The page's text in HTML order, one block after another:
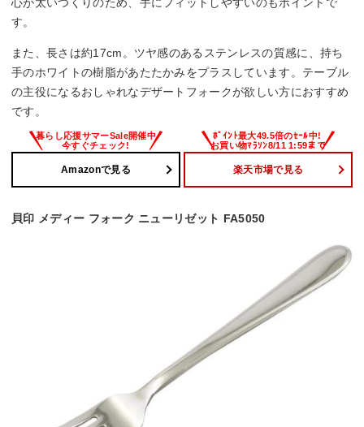
す。
また、長さは約17cm。ツヤ感のあるステンレスの質感に、持ち
手のホワイトの樹脂があたたかみをプラスしています。テーブル
の主役になるおしゃれなデザートフォークが欲しい方におすすめ
です。
Amazonで見る 楽天市場で見る
貝印 メディー フォーク ニューリゼット FA5050